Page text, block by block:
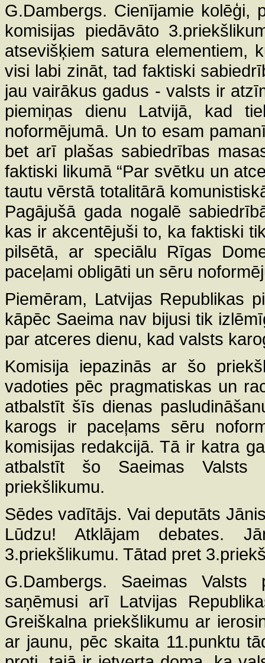
G.Dambergs. Cienījamie kolēģi,
komisijas piedāvāto
atsevišķiem satura elementiem,
visi labi zināt, tad faktiski
jau vairākus gadus - valsts ir
piemiņas dienu Latvijā, kad
noformējumā. Un to esam
bet arī plašas sabiedrības
faktiski likumā “Par svētku un
tautu vērstā totalitārā
Pagājušā gada nogalē
kas ir akcentējuši to, ka faktiski
pilsētā, ar speciālu Rīgas
paceļami obligāti un sēru
Piemēram, Latvijas Republikas
kāpēc Saeima nav bijusi tik
par atceres dienu, kad valsts
Komisija iepazinās ar šo
vadoties pēc pragmatiskas un
atbalstīt šīs dienas
karogs ir paceļams sēru
komisijas redakcijā. Tā ir katra
atbalstīt šo Saeimas Valsts
priekšlikumu.
Sēdes vadītājs. Vai deputāts
Lūdzu! Atklājam debates.
3.priekšlikumu. Tātad pret
G.Dambergs. Saeimas
saņēmusi arī Latvijas
Greiškalna priekšlikumu ar
ar jaunu, pēc skaita 11.punktu